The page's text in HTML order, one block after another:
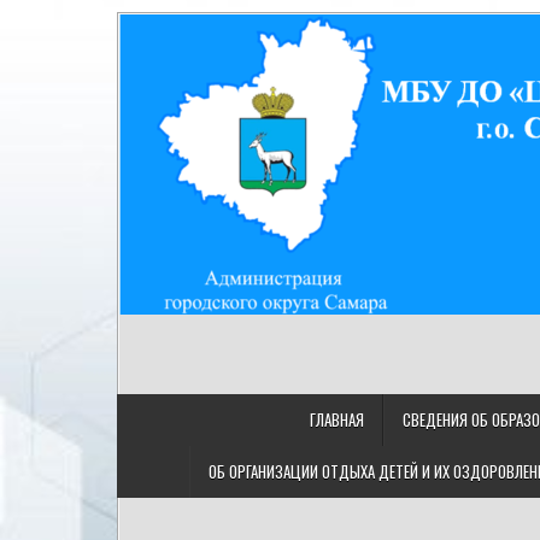
МУНИЦИПАЛЬНОЕ
МБУ ДО "ЦДТ "Восход" г.о. Самара/443080,
ГЛАВНАЯ СВЕДЕНИЯ ОБ
ОБ ОРГАНИЗАЦИИ ОТДЫХА ДЕТЕЙ И ИХ